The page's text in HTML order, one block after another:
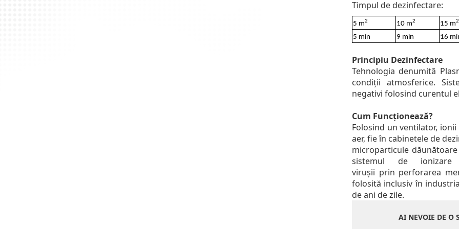
Timpul de dezinfectare:
5 m2 10 m2 15 m2
5 min 9 min 16
Principiu Dezinfectare
Tehnologia denumită
condiții atmosferice.
negativi folosind curentul
Cum Funcționează?
Folosind un ventilator,
aer, fie în cabinetele de
microparticule
sistemul de
virușii prin perforarea
folosită inclusiv în
de ani de zile.
AI NEVOIE DE O